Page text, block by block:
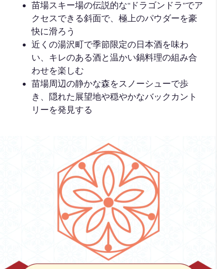
苗場スキー場の伝説的な“ドラゴンドラ”でア
クセスできる斜面で、極上のパウダーを豪
快に滑ろう
近くの湯沢町で季節限定の日本酒を味わ
い、キレのある酒と温かい鍋料理の組み合
わせを楽しむ
苗場周辺の静かな森をスノーシューで歩
き、隠れた展望地や穏やかなバックカント
リーを発見する